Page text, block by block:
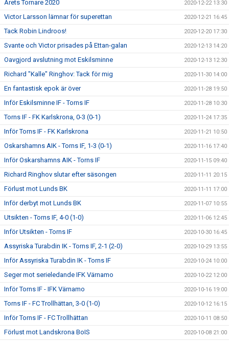
Årets Tornare 2020 2020-12-22 13:30
Victor Larsson lämnar för superettan 2020-12-21 16:45
Tack Robin Lindroos! 2020-12-20 17:30
Svante och Victor prisades på Ettan-galan 2020-12-13 14:20
Oavgjord avslutning mot Eskilsminne 2020-12-13 12:30
Richard "Kalle" Ringhov: Tack för mig 2020-11-30 14:00
En fantastisk epok är över 2020-11-28 19:50
Inför Eskilsminne IF - Torns IF 2020-11-28 10:30
Torns IF - FK Karlskrona, 0-3 (0-1) 2020-11-24 17:35
Inför Torns IF - FK Karlskrona 2020-11-21 10:50
Oskarshamns AIK - Torns IF, 1-3 (0-1) 2020-11-16 17:40
Inför Oskarshamns AIK - Torns IF 2020-11-15 09:40
Richard Ringhov slutar efter säsongen 2020-11-11 20:15
Förlust mot Lunds BK 2020-11-11 17:00
Inför derbyt mot Lunds BK 2020-11-07 10:55
Utsikten - Torns IF, 4-0 (1-0) 2020-11-06 12:45
Inför Utsikten - Torns IF 2020-10-30 16:45
Assyriska Turabdin IK - Torns IF, 2-1 (2-0) 2020-10-29 13:55
Inför Assyriska Turabdin IK - Torns IF 2020-10-24 10:00
Seger mot serieledande IFK Värnamo 2020-10-22 12:00
Inför Torns IF - IFK Värnamo 2020-10-16 19:00
Torns IF - FC Trollhättan, 3-0 (1-0) 2020-10-12 16:15
Inför Torns IF - FC Trollhättan 2020-10-11 08:50
Förlust mot Landskrona BoIS 2020-10-08 21:00